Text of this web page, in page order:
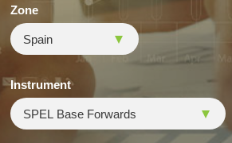
Zone
Instrument